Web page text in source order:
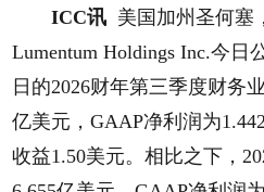
ICC讯 美国加州圣何
Lumentum Holdings Inc.今日
日的2026财年第三季度财务
亿美元，GAAP净利润为
收益1.50美元。相比之下，